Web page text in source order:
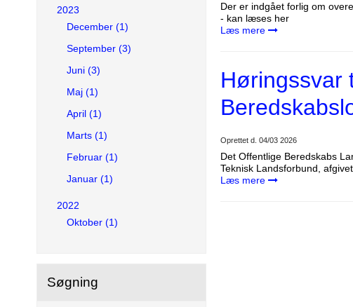
2023
December (1)
September (3)
Juni (3)
Maj (1)
April (1)
Marts (1)
Februar (1)
Januar (1)
2022
Oktober (1)
Søgning
Der er indgået forlig om
- kan læses her
Læs mere
Høringssvar
Oprettet d.04/03 2026
Det Offentlige Beredskabs
Teknisk Landsforbund,
Læs mere